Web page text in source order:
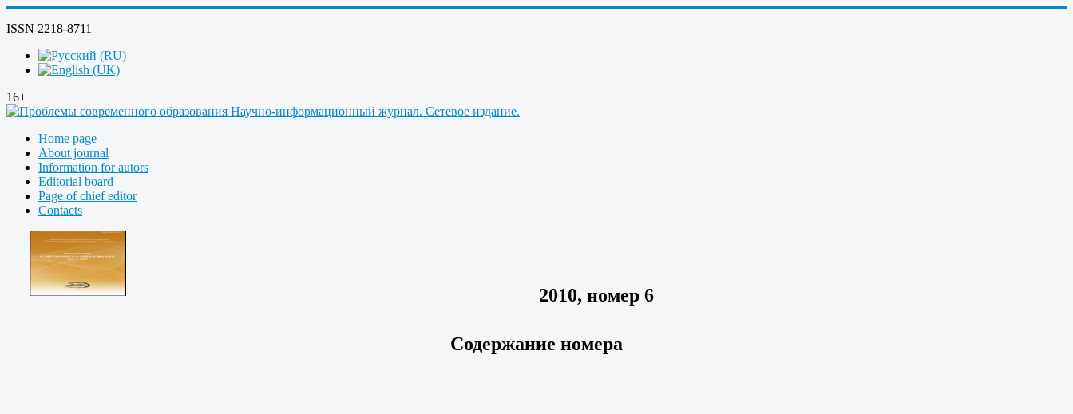
ISSN 2218-8711
16+
Home page
About journal
Information for autors
Editorial board
Page of chief editor
Contacts
2010, номер 6
Содержание номера